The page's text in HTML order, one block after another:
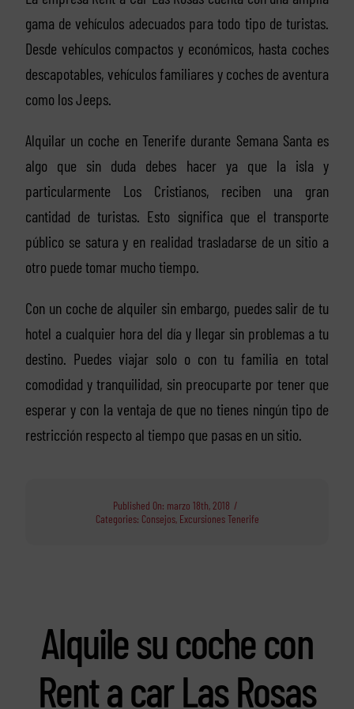
gama de vehículos adecuados para todo tipo de turistas.
Desde vehículos compactos y económicos, hasta coches
descapotables, vehículos familiares y coches de aventura
como los Jeeps.
Alquilar un coche en Tenerife durante Semana Santa es
algo que sin duda debes hacer ya que la isla y
particularmente Los Cristianos, reciben una gran
cantidad de turistas. Esto significa que el transporte
público se satura y en realidad trasladarse de un sitio a
otro puede tomar mucho tiempo.
Con un coche de alquiler sin embargo, puedes salir de tu
hotel a cualquier hora del día y llegar sin problemas a tu
destino. Puedes viajar solo o con tu familia en total
comodidad y tranquilidad, sin preocuparte por tener que
esperar y con la ventaja de que no tienes ningún tipo de
restricción respecto al tiempo que pasas en un sitio.
Published On: marzo 18th, 2018 /
Categories: Consejos, Excursiones Tenerife
Alquile su coche con
Rent a car Las Rosas